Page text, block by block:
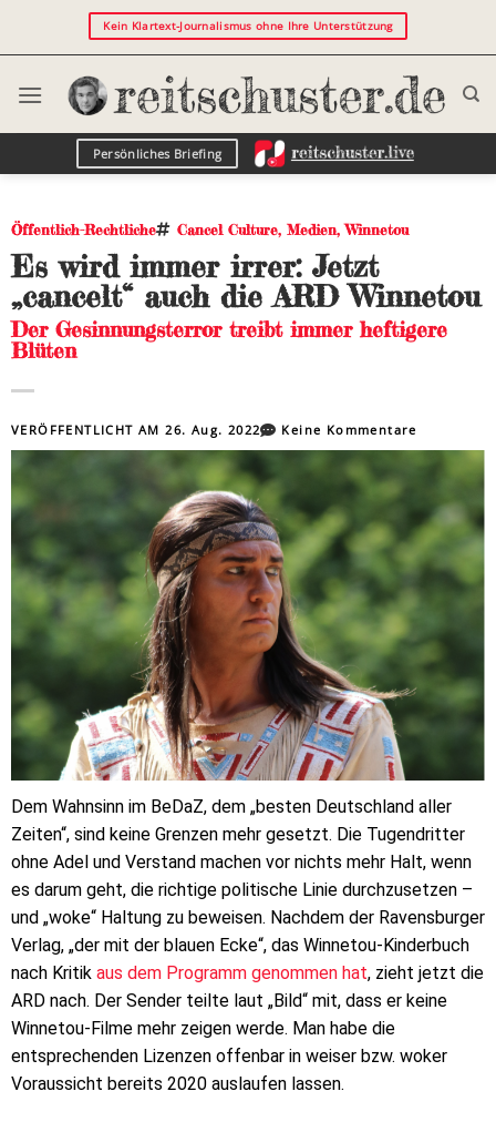
Kein Klartext-Journalismus ohne Ihre Unterstützung
Persönliches Briefing
Öffentlich-Rechtliche Cancel Culture, Medien,Winnetou
Es wird immer irrer: Jetzt
„cancelt“ auch die ARD Winnetou
Der Gesinnungsterror treibt immer heftigere
Blüten
VERÖFFENTLICHT AM26. Aug. 2022 Keine Kommentare
Dem Wahnsinn im BeDaZ, dem „besten Deutschland aller
Zeiten“, sind keine Grenzen mehr gesetzt. Die Tugendritter
ohne Adel und Verstand machen vor nichts mehr Halt, wenn
es darum geht, die richtige politische Linie durchzusetzen –
und „woke“ Haltung zu beweisen. Nachdem der Ravensburger
Verlag, „der mit der blauen Ecke“, das Winnetou-Kinderbuch
nach Kritik aus dem Programm genommen hat, zieht jetzt die
ARD nach. Der Sender teilte laut „Bild“ mit, dass er keine
Winnetou-Filme mehr zeigen werde. Man habe die
entsprechenden Lizenzen offenbar in weiser bzw. woker
Voraussicht bereits 2020 auslaufen lassen.